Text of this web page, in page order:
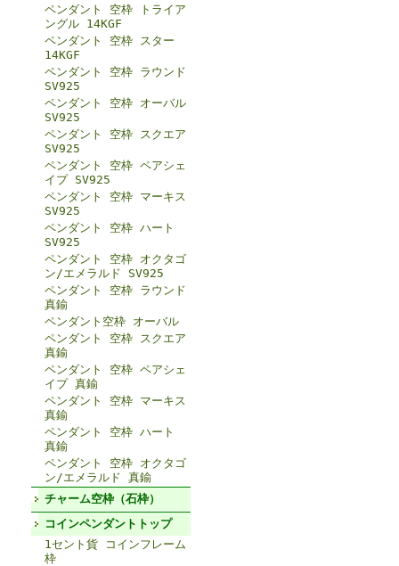
ペンダント 空枠 トライア
ングル 14KGF
ペンダント 空枠 スター
14KGF
ペンダント 空枠 ラウンド
SV925
ペンダント 空枠 オーバル
SV925
ペンダント 空枠 スクエア
SV925
ペンダント 空枠 ペアシェ
イプ SV925
ペンダント 空枠 マーキス
SV925
ペンダント 空枠 ハート
SV925
ペンダント 空枠 オクタゴ
ン/エメラルド SV925
ペンダント 空枠 ラウンド
真鍮
ペンダント空枠 オーバル
ペンダント 空枠 スクエア
真鍮
ペンダント 空枠 ペアシェ
イプ 真鍮
ペンダント 空枠 マーキス
真鍮
ペンダント 空枠 ハート
真鍮
ペンダント 空枠 オクタゴ
ン/エメラルド 真鍮
チャーム空枠（石枠）
コインペンダントトップ
1セント貨 コインフレーム
枠